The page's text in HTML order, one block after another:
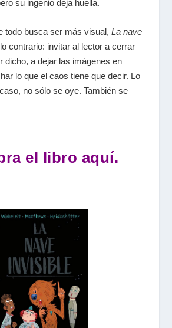
su ingenio deja huella.
todo busca ser más visual, La nave
contrario: invitar al lector a cerrar
a dejar las imágenes en
lo que el caos tiene que decir. Lo
no sólo se oye. También se
el libro aquí.